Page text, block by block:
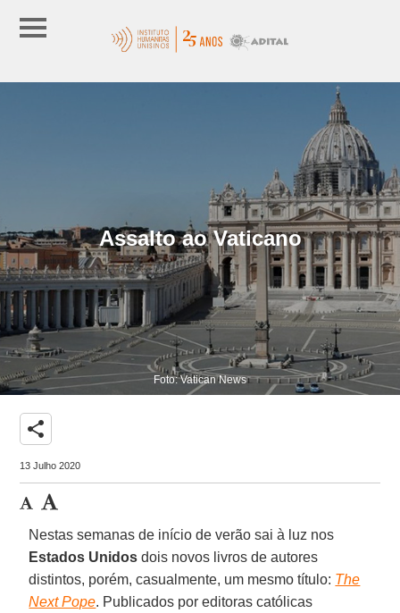
Assalto ao Vaticano
Foto: Vatican News
share
13 Julho 2020
Nestas semanas de início de verão sai à luz nos
Estados Unidos dois novos livros de autores
distintos, porém, casualmente, um mesmo título: The
Next Pope. Publicados por editoras católicas